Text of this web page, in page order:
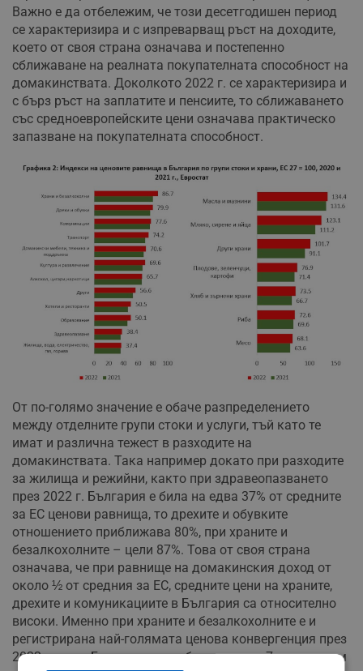
Важно е да отбележим, че този десетгодишен период
се характеризира и с изпреварващ ръст на доходите,
което от своя страна означава и постепенно
сближаване на реалната покупателната способност на
домакинствата. Доколкото 2022 г. се характеризира и
с бърз ръст на заплатите и пенсиите, то сближаването
със средноевропейските цени означава практическо
запазване на покупателната способност.
От по-голямо значение е обаче разпределението
между отделните групи стоки и услуги, тъй като те
имат и различна тежест в разходите на
домакинствата. Така например докато при разходите
за жилища и режийни, както при здравеопазването
през 2022 г. България е била на едва 37% от средните
за ЕС ценови равнища, то дрехите и обувките
отношението приближава 80%, при храните и
безалкохолните – цели 87%. Това от своя страна
означава, че при равнище на домакинския доход от
около ½ от средния за ЕС, средните цени на храните,
дрехите и комуникациите в България са относително
високи. Именно при храните и безалкохолните е и
регистрирана най-голямата ценова конвергенция през
2022 г., като България се е сближила със 7 пункта към